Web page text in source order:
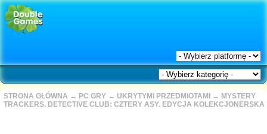
STRONA GŁÓWNA → PC GRY → UKRYTYMI PRZEDMIOTAMI → MYSTERY
TRACKERS. DETECTIVE CLUB: CZTERY ASY. EDYCJA KOLEKCJONERSKA